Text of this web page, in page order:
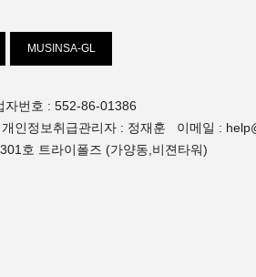
MUSINSA-GL
번호 : 552-86-01386
인정보취급관리자 : 정재훈 이메일 :
호 트라이폴즈 (가양동,비젼타워)